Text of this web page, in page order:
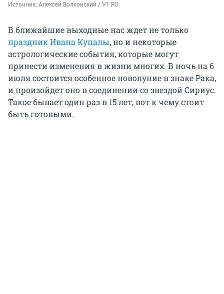
Источник: Алексей Волхонский / V1.RU
В ближайшие выходные нас ждет не только
праздник Ивана Купалы, но и некоторые
астрологические события, которые могут
принести изменения в жизни многих. В ночь на 6
июля состоится особенное новолуние в знаке Рака,
и произойдет оно в соединении со звездой Сириус.
Такое бывает один раз в 15 лет, вот к чему стоит
быть готовыми.